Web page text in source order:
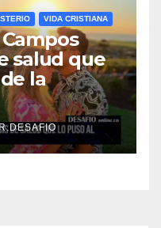
VIDA CRISTIANA
salud que
la